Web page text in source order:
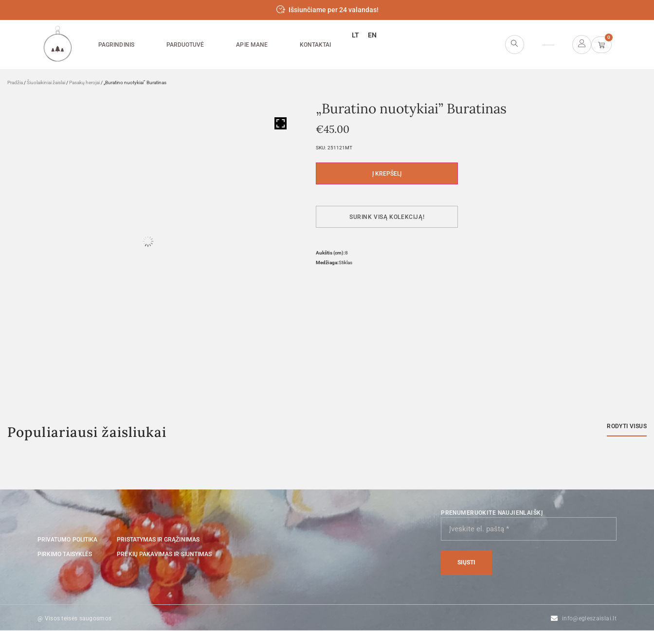
Išsiunčiame per 24 valandas!
PAGRINDINIS PARDUOTUVĖ APIE MANE KONTAKTAI
LT EN 0
Pradžia /Šiuolaikiniai žaislai / Pasakų herojai / „Buratino nuotykiai” Buratinas
„Buratino nuotykiai” Buratinas
€45.00
SKU: 251121MT
Į KREPŠELĮ
SURINK VISĄ KOLEKCIJĄ!
Aukštis (cm):8
Medžiaga:Stiklas
Populiariausi žaisliukai RODYTI VISUS
PRIVATUMO POLITIKA
PIRKIMO TAISYKLĖS
PRISTATYMAS IR GRĄŽINIMAS
PREKIŲ PAKAVIMAS IR SIUNTIMAS
PRENUMERUOKITE NAUJIENLAIŠKĮ
@ Visos teisės saugosmos info@egleszaislai.lt